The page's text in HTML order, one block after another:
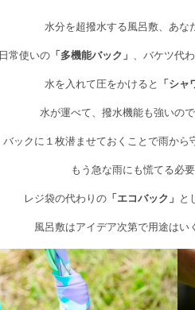
水分を超撥水する風呂敷、あな
日常使いの「多機能バック」 、バケツ代
水を入れて圧をかけると 「シャ
水が運べて、撥水機能も強いので
バックに１枚潜ませておくことで雨から
もう急な雨にも慌てる必要
レジ袋の代わりの 「エコバック」 と
風呂敷はアイデア次第で用途はい